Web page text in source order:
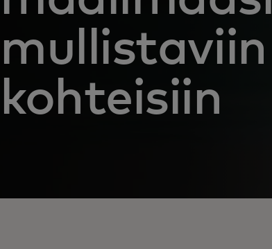
mullistaviin
kohteisiin